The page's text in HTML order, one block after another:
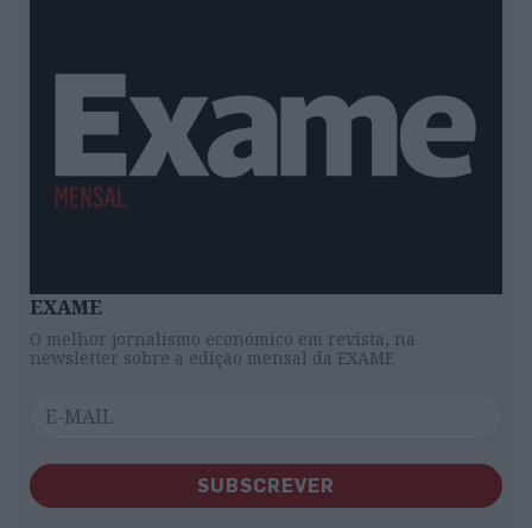
EXAME
O melhor jornalismo económico em revista, na
newsletter sobre a edição mensal da EXAME
SUBSCREVER